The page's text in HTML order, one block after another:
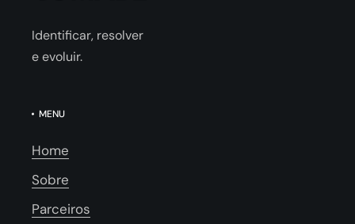
Identificar, resolver
e evoluir.
MENU
Home
Sobre
Parceiros